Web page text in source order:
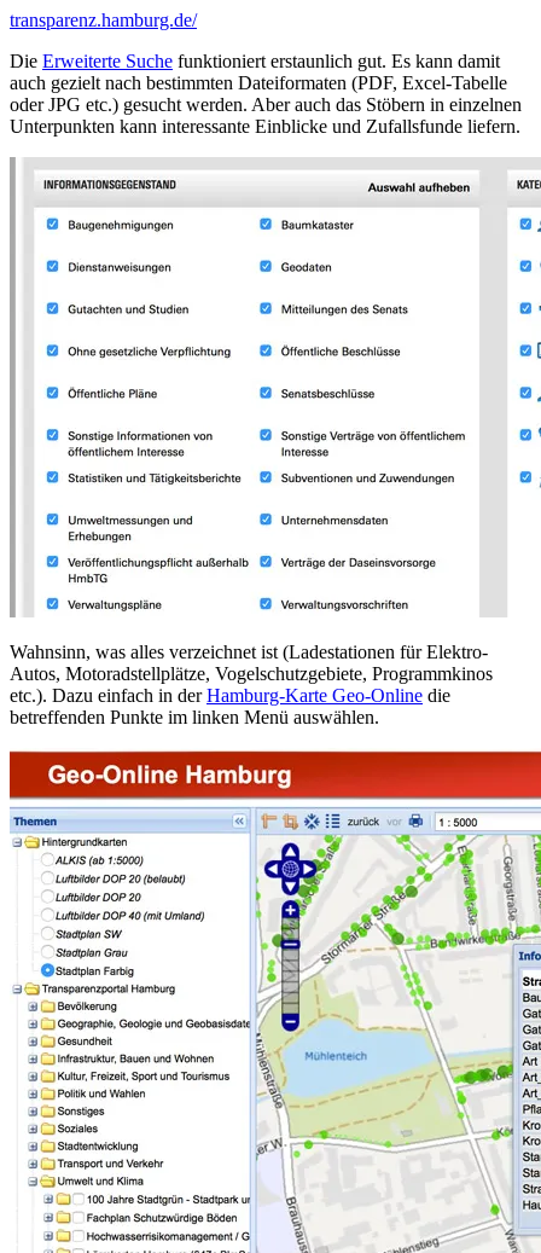
transparenz.hamburg.de/
Die Erweiterte Suche funktioniert erstaunlich gut. Es kann damit
auch gezielt nach bestimmten Dateiformaten (PDF, Excel-Tabelle
oder JPG etc.) gesucht werden. Aber auch das Stöbern in einzelnen
Unterpunkten kann interessante Einblicke und Zufallsfunde liefern.
Wahnsinn, was alles verzeichnet ist (Ladestationen für Elektro-
Autos, Motoradstellplätze, Vogelschutzgebiete, Programmkinos
etc.). Dazu einfach in derHamburg-Karte Geo-Online die
betreffenden Punkte im linken Menü auswählen.